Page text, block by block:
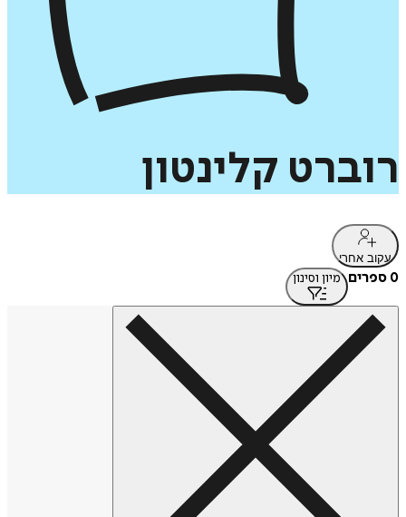
רוברט קלינטון
עקוב אחרי
0 ספרים מיון וסינון